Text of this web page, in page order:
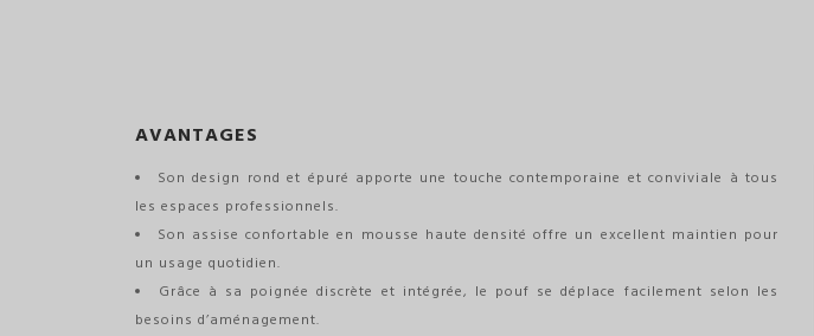
AVANTAGES
Son design rond et épuré apporte une touche contemporaine et conviviale à tous
les espaces professionnels.
Son assise confortable en mousse haute densité offre un excellent maintien pour
un usage quotidien.
Grâce à sa poignée discrète et intégrée, le pouf se déplace facilement selon les
besoins d’aménagement.